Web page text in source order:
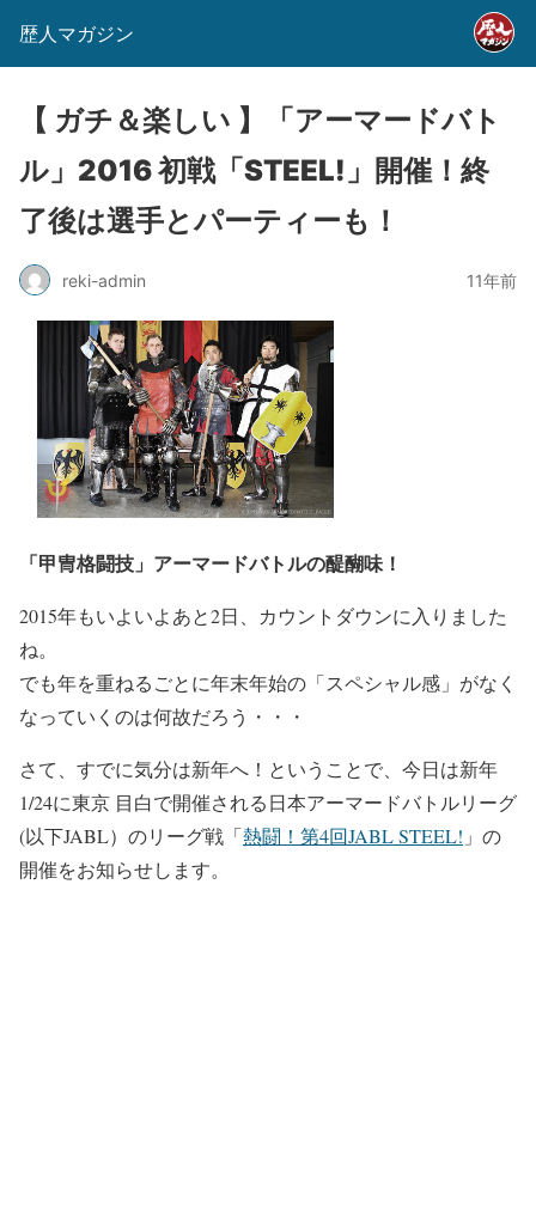
歴人マガジン
【 ガチ＆楽しい 】「アーマードバト
ル」2016 初戦「STEEL!」開催！終
了後は選手とパーティーも！
reki-admin 11年前
「甲冑格闘技」アーマードバトルの醍醐味！
2015年もいよいよあと2日、カウントダウンに入りました
ね。
でも年を重ねるごとに年末年始の「スペシャル感」がなく
なっていくのは何故だろう・・・
さて、すでに気分は新年へ！ということで、今日は新年
1/24に東京 目白で開催される日本アーマードバトルリーグ
(以下JABL）のリーグ戦「熱闘！第4回JABL STEEL! 」の
開催をお知らせします。